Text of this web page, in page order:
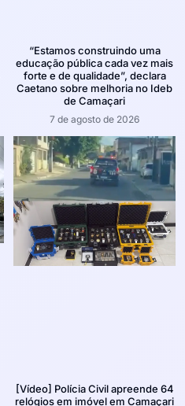
“Estamos construindo uma
educação pública cada vez mais
forte e de qualidade”, declara
Caetano sobre melhoria no Ideb
de Camaçari
7 de agosto de 2026
[Vídeo] Polícia Civil apreende 64
relógios em imóvel em Camaçari